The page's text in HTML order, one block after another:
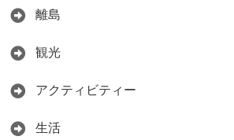
離島
観光
アクティビティー
生活